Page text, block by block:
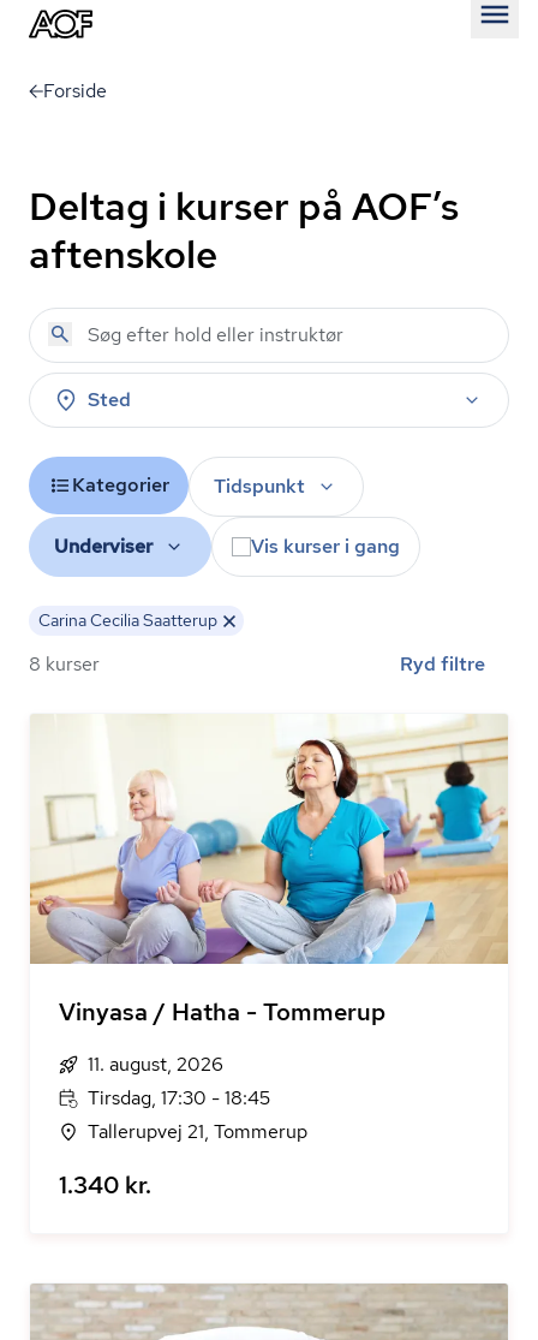
Forside
Deltag i kurser på AOF’s
aftenskole
Sted
Kategorier Tidspunkt
Underviser Vis kurser i gang
Carina Cecilia Saatterup
8 kurser Ryd filtre
Vinyasa / Hatha - Tommerup
11. august, 2026
Tirsdag, 17:30 - 18:45
Tallerupvej 21, Tommerup
1.340 kr.